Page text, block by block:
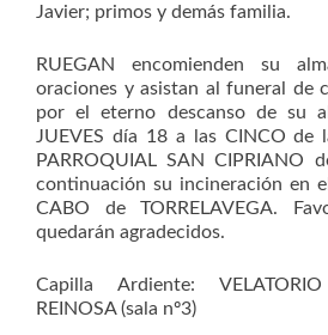
Javier; primos y demás familia.
RUEGAN encomienden su
oraciones y asistan al funeral de
por el eterno descanso de su
JUEVES día 18 a las CINCO de
PARROQUIAL SAN CIPRIANO
continuación su incineración en
CABO de TORRELAVEGA.
quedarán agradecidos.
Capilla Ardiente:
REINOSA (sala nº3)